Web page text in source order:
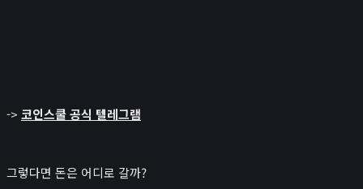
-> 코인스쿨 공식 텔레그램
그렇다면 돈은 어디로 갈까?